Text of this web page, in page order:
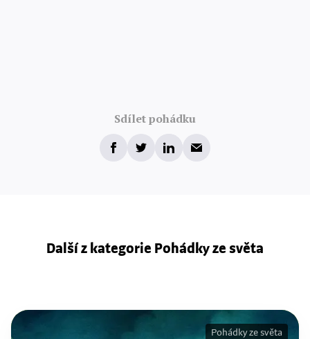
Sdílet pohádku
Další z kategorie Pohádky ze světa
Pohádky ze světa